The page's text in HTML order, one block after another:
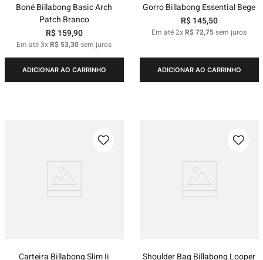
Boné Billabong Basic Arch
Patch Branco
R$ 159,90
Em até3xR$ 53,30sem juros
ADICIONAR AO CARRINHO
Gorro Billabong Essential Bege
R$ 145,50
Em até2xR$72,75sem juros
ADICIONAR AO CARRINHO
Carteira Billabong Slim Ii
Shoulder Bag Billabong Looper